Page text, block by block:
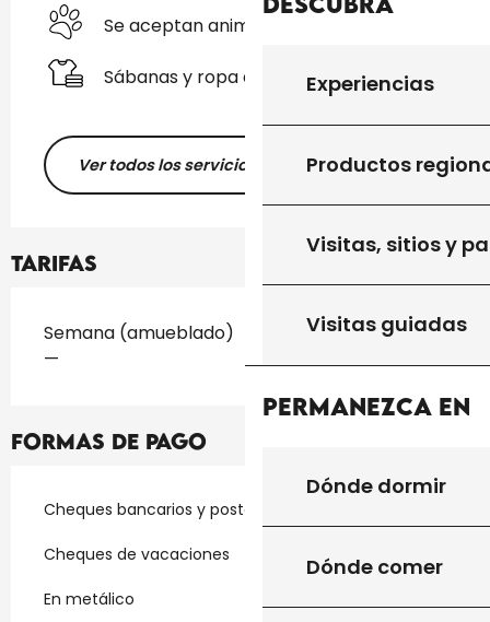
Experiencias
Productos
Visitas, sitios y
Visitas guiadas
Permanezca en
Dónde dormir
Dónde comer
Se aceptan animales
Sábanas y ropa de cama
Ver todos los servicios
Tarifas
Tarifas 2026
Semana (amueblado)
—
Formas de pago
Cheques bancarios y postales
Cheques de vacaciones
En metálico